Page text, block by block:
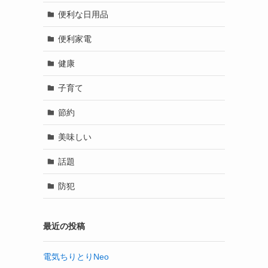
便利な日用品
便利家電
健康
子育て
節約
美味しい
話題
防犯
最近の投稿
電気ちりとりNeo